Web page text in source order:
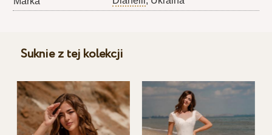
Suknie z tej kolekcji